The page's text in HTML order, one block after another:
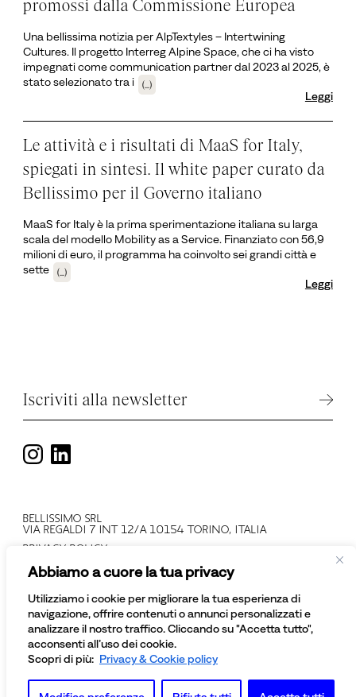
Abbiamo a cuore la tua privacy
Utilizziamo i cookie per migliorare la tua esperienza di
navigazione, offrire contenuti o annunci personalizzati e
analizzare il nostro traffico. Cliccando su "Accetta tutto",
acconsenti all’uso dei cookie.
Scopri di più: Privacy & Cookie policy
promossi dalla Commissione Europea
Una bellissima notizia per AlpTextyles – Intertwining
Cultures. Il progetto Interreg Alpine Space, che ci ha visto
impegnati come communication partner dal 2023 al 2025, è
stato selezionato tra i
(...)
Leggi
Le attività e i risultati di MaaS for Italy,
spiegati in sintesi. Il white paper curato da
Bellissimo per il Governo italiano
MaaS for Italy è la prima sperimentazione italiana su larga
scala del modello Mobility as a Service. Finanziato con 56,9
milioni di euro, il programma ha coinvolto sei grandi città e
sette
(...)
Leggi
Iscriviti alla newsletter
BELLISSIMO SRL
VIA REGALDI 7 INT 12/A 10154 TORINO, ITALIA
PRIVACY POLICY
PARTITA IVA: IT 08081430012
© BELLISSIMO SRL
TUTTI I DIRITTI SONO RISERVATI